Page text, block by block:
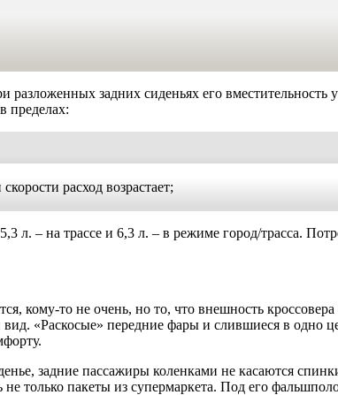
задних сиденьях его вместительность
пределах:
расход возрастает;
– на трассе и 6,3 л. – в режиме город/трасса.
кому-то не очень, но то, что внешность
«Раскосые» передние фары и слившиеся в одно
задние пассажиры коленками не касаются
только пакеты из супермаркета. Под его